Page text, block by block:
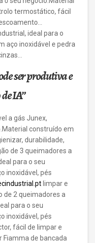
termostático, fácil
ideal para o
aço inoxidável e pedra
ser produtiva e
IA”
a gás Junex,
construído em
durabilidade,
de 3 queimadores a
para o seu
inoxidável, pés
limpar e
de 2 queimadores a
para o seu
inoxidável, pés
fácil de limpar e
Fiamma de bancada